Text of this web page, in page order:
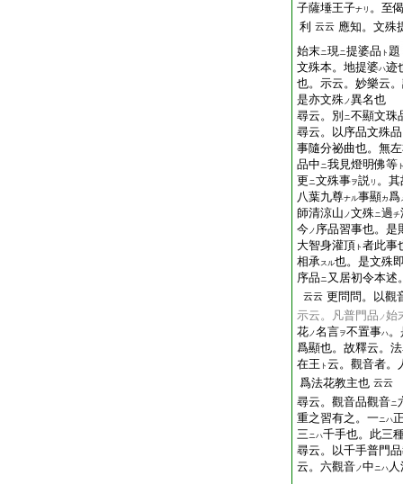
子薩埵王子ナリ 。至
利 云云 應知。文殊
始末ニ現ニ提婆品 ト 題
文殊本。地提婆ハ迹
也。示云。妙樂云
是亦文殊ノ異名也
尋云。別 ニ不顯文珠
尋云。以序品文殊品
事隨分祕曲也。無
品中ニ我見燈明佛等
更ニ文殊事ヲ説 リ 。其
八葉九尊ナル事顯カ爲
師清涼山 ノ文殊ニ過チ
今ノ 序品習事也。是
大智身灌頂 ト 者此事
相承スル也。是文殊
序品ニ又居初令本述
云云 更問問。以觀
示云。凡普門品 ノ 始
花ノ名言ヲ不置事ハ
爲顯也。故釋云。
在王 ト 云。觀音者。
爲法花教主也 云云
尋云。觀音品觀音ニ
重之習有之。一ニハ
三ニハ千手也。此三
尋云。以千手普門
云。六觀音ノ中ニハ